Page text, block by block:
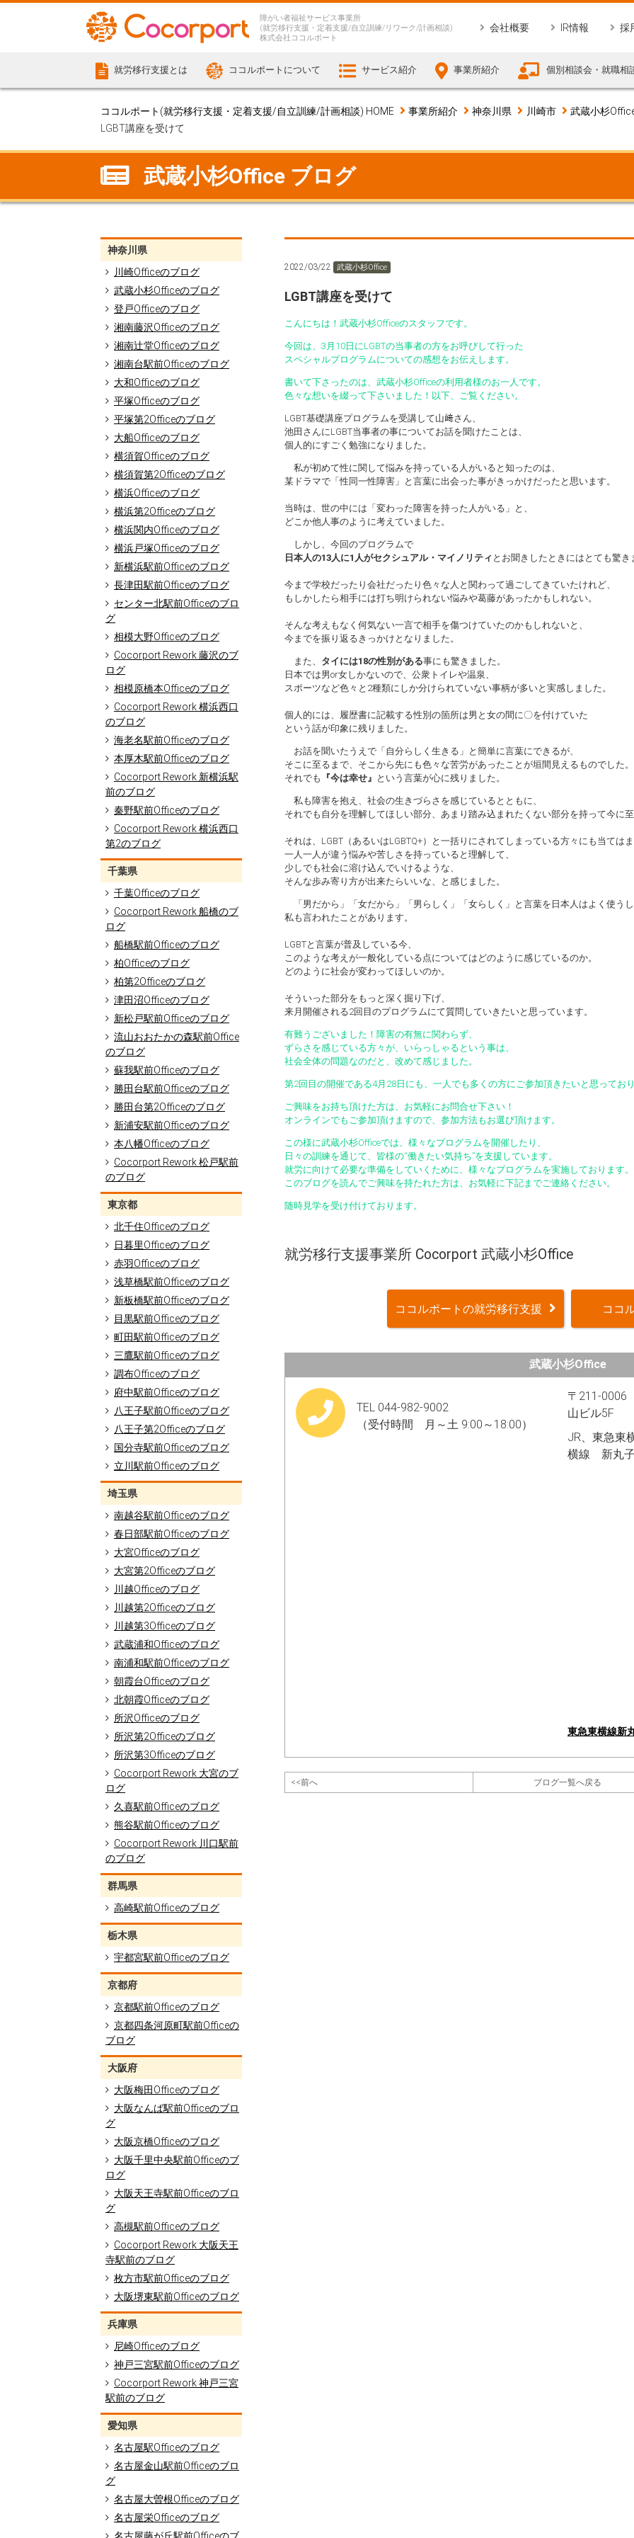
障がい者福祉サービス事業所
(就労移行支援・定着支援/自立訓練/リワーク/計画相談)
株式会社ココルポート
会社概要 IR情報 採
就労移行支援とは ココルポートについて サービス紹介 事業所紹介 個別相談会・就職相
ココルポート(就労移行支援・定着支援/自立訓練/計画相談) HOME 事業所紹介 神奈川県 川崎市
武蔵小杉
LGBT講座を受けて
武蔵小杉Office ブログ
神奈川県
川崎Officeのブログ
武蔵小杉Officeのブログ
登戸Officeのブログ
湘南藤沢Officeのブログ
湘南辻堂Officeのブログ
湘南台駅前Officeのブログ
大和Officeのブログ
平塚Officeのブログ
平塚第2Officeのブログ
大船Officeのブログ
横須賀Officeのブログ
横須賀第2Officeのブログ
横浜Officeのブログ
横浜第2Officeのブログ
横浜関内Officeのブログ
横浜戸塚Officeのブログ
新横浜駅前Officeのブログ
長津田駅前Officeのブログ
センター北駅前Officeのブロ
グ
相模大野Officeのブログ
Cocorport Rework 藤沢のブ
ログ
相模原橋本Officeのブログ
Cocorport Rework 横浜西口
のブログ
海老名駅前Officeのブログ
本厚木駅前Officeのブログ
Cocorport Rework 新横浜駅
前のブログ
秦野駅前Officeのブログ
Cocorport Rework 横浜西口
第2のブログ
千葉県
千葉Officeのブログ
Cocorport Rework 船橋のブ
ログ
船橋駅前Officeのブログ
柏Officeのブログ
柏第2Officeのブログ
津田沼Officeのブログ
新松戸駅前Officeのブログ
流山おおたかの森駅前Office
のブログ
蘇我駅前Officeのブログ
勝田台駅前Officeのブログ
勝田台第2Officeのブログ
新浦安駅前Officeのブログ
本八幡Officeのブログ
Cocorport Rework 松戸駅前
のブログ
東京都
北千住Officeのブログ
日暮里Officeのブログ
赤羽Officeのブログ
浅草橋駅前Officeのブログ
新板橋駅前Officeのブログ
目黒駅前Officeのブログ
町田駅前Officeのブログ
三鷹駅前Officeのブログ
調布Officeのブログ
府中駅前Officeのブログ
八王子駅前Officeのブログ
八王子第2Officeのブログ
国分寺駅前Officeのブログ
立川駅前Officeのブログ
埼玉県
南越谷駅前Officeのブログ
春日部駅前Officeのブログ
大宮Officeのブログ
大宮第2Officeのブログ
川越Officeのブログ
川越第2Officeのブログ
川越第3Officeのブログ
武蔵浦和Officeのブログ
南浦和駅前Officeのブログ
朝霞台Officeのブログ
北朝霞Officeのブログ
所沢Officeのブログ
所沢第2Officeのブログ
所沢第3Officeのブログ
Cocorport Rework 大宮のブ
ログ
久喜駅前Officeのブログ
熊谷駅前Officeのブログ
Cocorport Rework 川口駅前
のブログ
群馬県
高崎駅前Officeのブログ
栃木県
宇都宮駅前Officeのブログ
京都府
京都駅前Officeのブログ
京都四条河原町駅前Officeの
ブログ
大阪府
大阪梅田Officeのブログ
大阪なんば駅前Officeのブロ
グ
大阪京橋Officeのブログ
大阪千里中央駅前Officeのブ
ログ
大阪天王寺駅前Officeのブロ
グ
高槻駅前Officeのブログ
Cocorport Rework 大阪天王
寺駅前のブログ
枚方市駅前Officeのブログ
大阪堺東駅前Officeのブログ
兵庫県
尼崎Officeのブログ
神戸三宮駅前Officeのブログ
Cocorport Rework 神戸三宮
駅前のブログ
愛知県
名古屋駅Officeのブログ
名古屋金山駅前Officeのブロ
グ
名古屋大曽根Officeのブログ
名古屋栄Officeのブログ
2022/03/22 武蔵小杉Office
LGBT講座を受けて
こんにちは！武蔵小杉Officeのスタッフです。
今回は、3月10日にLGBTの当事者の方をお呼びして行った
スペシャルプログラムについての感想をお伝えします。
書いて下さったのは、武蔵小杉Officeの利用者様のお一人です。
色々な想いを綴って下さいました！以下、ご覧ください。
LGBT基礎講座プログラムを受講して山﨑さん、
池田さんにLGBT当事者の事についてお話を聞けたことは、
個人的にすごく勉強になりました。
私が初めて性に関して悩みを持っている人がいると知ったのは、
某ドラマで「性同一性障害」と言葉に出会った事がきっかけだったと思います。
当時は、世の中には「変わった障害を持った人がいる」と、
どこか他人事のように考えていました。
しかし、今回のプログラムで
日本人の13人に1人がセクシュアル・マイノリティ とお聞きしたときにはとても驚き
今まで学校だったり会社だったり色々な人と関わって過ごしてきていたけれど、
もしかしたら相手には打ち明けられない悩みや葛藤があったかもしれない。
そんな考えもなく何気ない一言で相手を傷つけていたのかもしれないと、
今までを振り返るきっかけとなりました。
また、 タイには18の性別がある事にも驚きました。
日本では男or女しかないので、公衆トイレや温泉、
スポーツなど色々と2種類にしか分けられていない事柄が多いと実感しました。
個人的には、履歴書に記載する性別の箇所は男と女の間に〇を付けていた
という話が印象に残りました。
お話を聞いたうえで「自分らしく生きる」と簡単に言葉にできるが、
そこに至るまで、そこから先にも色々な苦労があったことが垣間見えるものでした。
それでも
『今は幸せ』 という言葉が心に残りました。
私も障害を抱え、社会の生きづらさを感じているとともに、
それでも自分を理解してほしい部分、あまり踏み込まれたくない部分を持って今に
それは、LGBT（あるいはLGBTQ+）と一括りにされてしまっている方々にも当ては
一人一人が違う悩みや苦しさを持っていると理解して、
少しでも社会に溶け込んでいけるような、
そんな歩み寄り方が出来たらいいな、と感じました。
「男だから」「女だから」「男らしく」「女らしく」と言葉を日本人はよく使う
私も言われたことがあります。
LGBTと言葉が普及している今、
このような考えが一般化している点についてはどのように感じているのか。
どのように社会が変わってほしいのか。
そういった部分をもっと深く掘り下げ、
来月開催される2回目のプログラムにて質問していきたいと思っています。
有難うございました！障害の有無に関わらず、
ずらさを感じている方々が、いらっしゃるという事は、
社会全体の問題なのだと、改めて感じました。
第2回目の開催である4月28日にも、一人でも多くの方にご参加頂きたいと思ってお
ご興味をお持ち頂けた方は、お気軽にお問合せ下さい！
オンラインでもご参加頂けますので、参加方法もお選び頂けます。
この様に武蔵小杉Officeでは、様々なプログラムを開催したり、
日々の訓練を通じて、皆様の“働きたい気持ち”を支援しています。
就労に向けて必要な準備をしていくために、様々なプログラムを実施しております。
このブログを読んでご興味を持たれた方は、お気軽に下記までご連絡ください。
随時見学を受け付けております。
就労移行支援事業所 Cocorport 武蔵小杉Office
ココルポートの就労移行支援 ココ
武蔵小杉Office
TEL 044-982-9002
（受付時間 月～土 9:00～18:00）
〒211-0006
山ビル5F
JR、東急東
横線 新丸
東急東横線新
<<前へ ブログ一覧へ戻る